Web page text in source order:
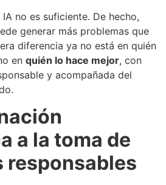
no es suficiente. De hecho,
generar más problemas que
diferencia ya no está en quién
en quién lo hace mejor, con
y acompañada del
a la toma de
responsables